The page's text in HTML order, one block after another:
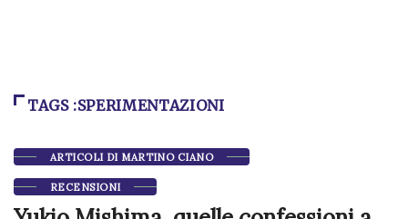
TAGS :SPERIMENTAZIONI
ARTICOLI DI MARTINO CIANO
RECENSIONI